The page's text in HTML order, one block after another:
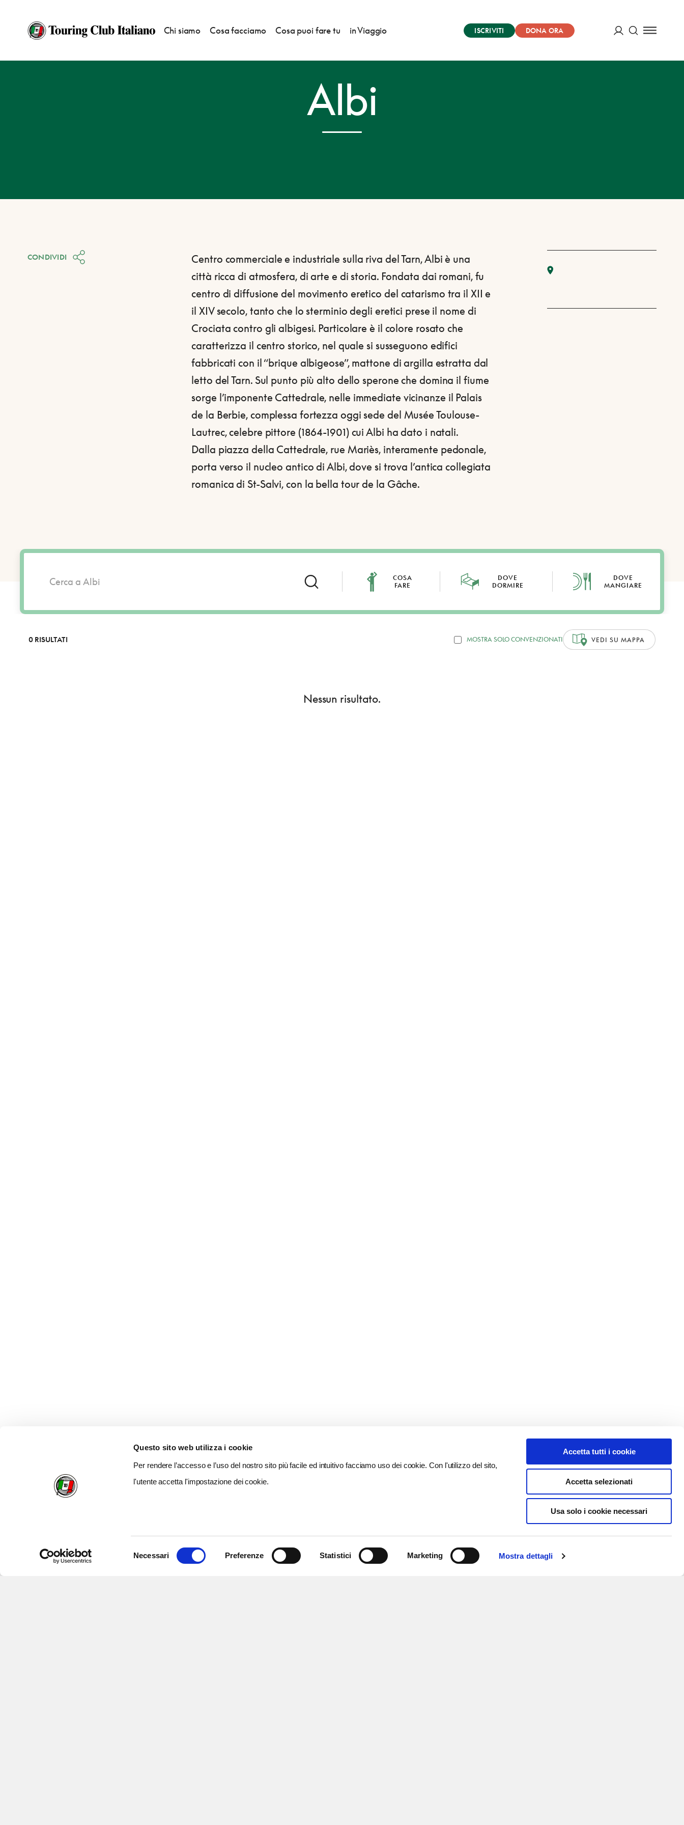
Questo sito web utilizza i cookie
Per rendere l’accesso e l’uso del nostro sito più facile ed intuitivo facciamo uso dei cookie. Con l'utilizzo del sito,
l'utente accetta l'impostazione dei cookie.
Necessari Preferenze Statistici Marketing Mostra dettagli
Accetta tutti i cookie
Accetta selezionati
Usa solo i cookie necessari
Chi siamo Cosa facciamo Cosa puoi fare tu in Viaggio ISCRIVITI
DONA ORA
HOME DESTINAZIONI ALBI
Albi
Centro commerciale e industriale sulla riva del Tarn, Albi è una
città ricca di atmosfera, di arte e di storia. Fondata dai romani, fu
centro di diffusione del movimento eretico del catarismo tra il XII e
il XIV secolo, tanto che lo sterminio degli eretici prese il nome di
Crociata contro gli albigesi. Particolare è il colore rosato che
caratterizza il centro storico, nel quale si susseguono edifici
fabbricati con il “brique albigeose”, mattone di argilla estratta dal
letto del Tarn. Sul punto più alto dello sperone che domina il fiume
sorge l’imponente Cattedrale, nelle immediate vicinanze il Palais
de la Berbie, complessa fortezza oggi sede del Musée Toulouse-
Lautrec, celebre pittore (1864-1901) cui Albi ha dato i natali.
Dalla piazza della Cattedrale, rue Mariès, interamente pedonale,
porta verso il nucleo antico di Albi, dove si trova l’antica collegiata
romanica di St-Salvi, con la bella tour de la Gâche.
CONDIVIDI
COSA
FARE
DOVE
DORMIRE
DOVE
MANGIARE
0 RISULTATI MOSTRA SOLO CONVENZIONATI VEDI SU MAPPA
Nessun risultato.